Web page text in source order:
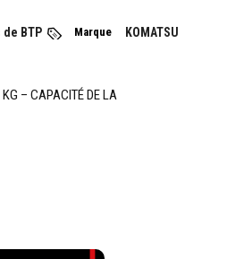
BTP Marque KOMATSU
– CAPACITÉ DE LA